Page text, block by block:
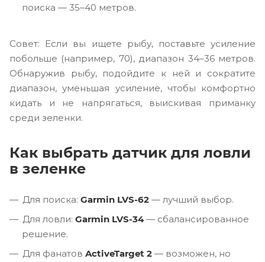
поиска — 35–40 метров.
Совет: Если вы ищете рыбу, поставьте усиление
побольше (например, 70), диапазон 34–36 метров.
Обнаружив рыбу, подойдите к ней и сократите
диапазон, уменьшая усиление, чтобы комфортно
кидать и не напрягаться, выискивая приманку
среди зеленки.
Как выбрать датчик для ловли
в зеленке
Для поиска: Garmin LVS-62 — лучший выбор.
Для ловли: Garmin LVS-34— сбалансированное
решение.
Для фанатов ActiveTarget 2 — возможен, но